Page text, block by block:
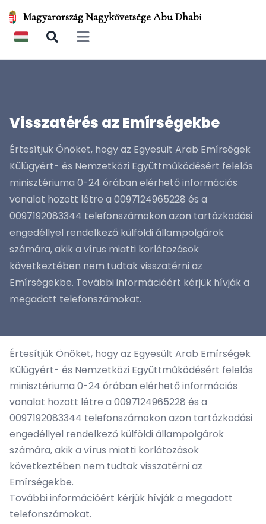
Magyarország Nagykövetsége Abu Dhabi
Open main menu
Visszatérés az Emírségekbe
Értesítjük Önöket, hogy az Egyesült Arab Emírségek
Külügyért- és Nemzetközi Együttműködésért felelős
minisztériuma 0-24 órában elérhető információs
vonalat hozott létre a 0097124965228 és a
0097192083344 telefonszámokon azon tartózkodási
engedéllyel rendelkező külföldi állampolgárok
számára, akik a vírus miatti korlátozások
következtében nem tudtak visszatérni az
Emírségekbe. További információért kérjük hívják a
megadott telefonszámokat.
Értesítjük Önöket, hogy az Egyesült Arab Emírségek
Külügyért- és Nemzetközi Együttműködésért felelős
minisztériuma 0-24 órában elérhető információs
vonalat hozott létre a 0097124965228 és a
0097192083344 telefonszámokon azon tartózkodási
engedéllyel rendelkező külföldi állampolgárok
számára, akik a vírus miatti korlátozások
következtében nem tudtak visszatérni az
Emírségekbe.
További információért kérjük hívják a megadott
telefonszámokat.